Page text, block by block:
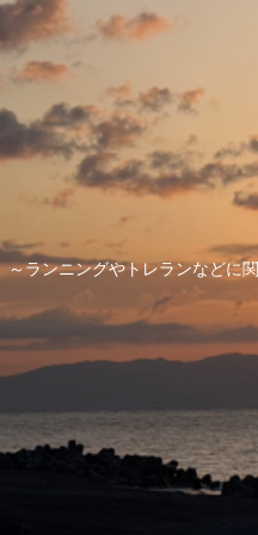
～ランニングやトレランなどに